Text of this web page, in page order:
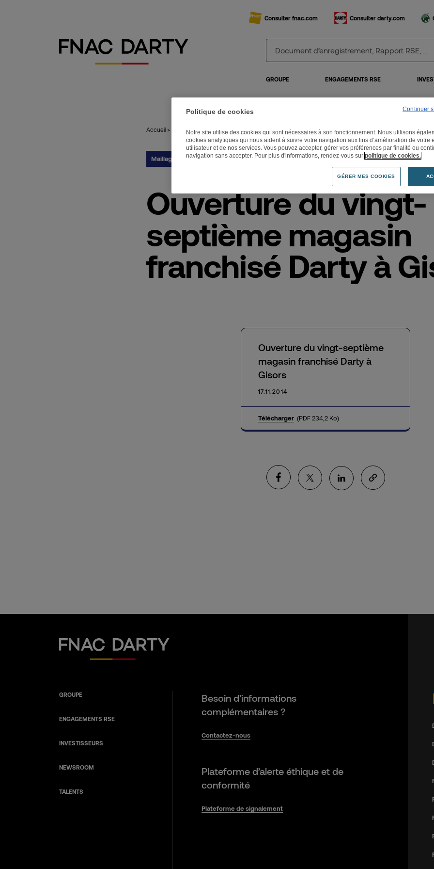
Consulter fnac.com Consulter darty.com
GROUPE ENGAGEMENTS RSE
Accueil > Publications >Ouverture du vingt-septième magasin franchisé Darty à Gisors
Maillage territorial 17.11.2014
Ouverture du vingt-
septième magasin
franchisé Darty à
Ouverture du vingt-septième
magasin franchisé Darty à
Gisors
17.11.2014
Télécharger (PDF 234,2 Ko)
Fnac Darty
GROUPE
ENGAGEMENTS RSE
INVESTISSEURS
NEWSROOM
TALENTS
Besoin d'informations
complémentaires ?
Contactez-nous
Plateforme d’alerte éthique et de
conformité
Plateforme de signalement
Politique de cookies
Notre site utilise des cookies qui sont nécessaires à son fonctionnement. Nous utilisons
cookies analytiques qui nous aident à suivre votre navigation aux fins d’amélioration de votre
utilisateur et de nos services. Vous pouvez accepter, gérer vos préférences par finalité ou
navigation sans accepter. Pour plus d'informations, rendez-vous sur politique de cookies.
GÉRER MES COOKIES
Continuer